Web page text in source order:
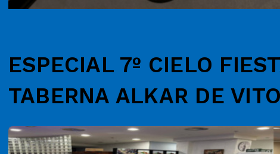
ESPECIAL 7º CIELO
TABERNA ALKAR DE